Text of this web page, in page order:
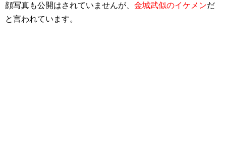
顔写真も公開はされていませんが、 金城武似のイケメンだ
と言われています。